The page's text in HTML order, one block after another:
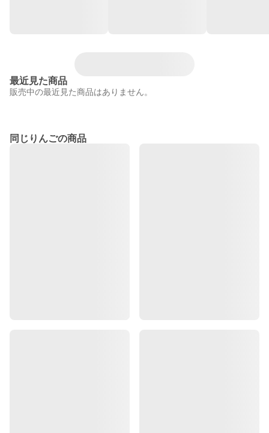
最近見た商品
販売中の最近見た商品はありません。
同じりんごの商品